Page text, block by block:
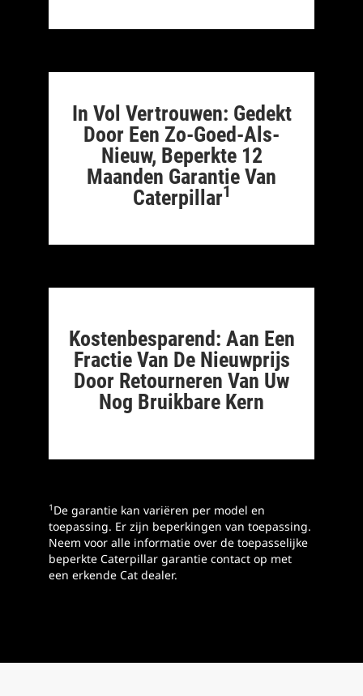
In Vol Vertrouwen: Gedekt
Door Een Zo-Goed-Als-
Nieuw, Beperkte 12
Maanden Garantie Van
Caterpillar1
Kostenbesparend: Aan Een
Fractie Van De Nieuwprijs
Door Retourneren Van Uw
Nog Bruikbare Kern
1 De garantie kan variëren per model en
toepassing. Er zijn beperkingen van toepassing.
Neem voor alle informatie over de toepasselijke
beperkte Caterpillar garantie contact op met
een erkende Cat dealer.